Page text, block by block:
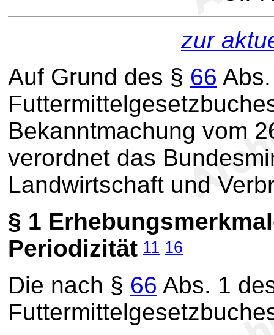
zur
Auf Grund des § 66
Bekanntmachung vom
verordnet das
Landwirtschaft und
§ 1
Periodizität 11 16
Die nach § 66 Abs. 1